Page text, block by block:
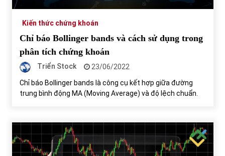
31/05/2022
Phân tích giá tiền điện tử sau ngày thị trường lập kỷ lục
09/11/2021
Chứng khoán ngày 12/10/2021: Top 10 cổ phiếu nổi bật
13/10/2021
Top 10 xe bán chạy nhất tháng 9/2021
13/10/2021
Kiến thức chứng khoán
Chỉ báo Bollinger bands và cách sử dụng trong
phân tích chứng khoán
Triển Stock
23/06/2022
Chỉ báo Bollinger bands là công cụ kết hợp giữa đường
trung bình động MA (Moving Average) và độ lệch chuẩn.